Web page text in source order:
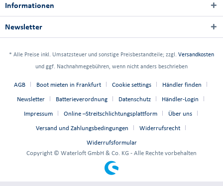
Informationen
Newsletter
* Alle Preise inkl. Umsatzsteuer und sonstige Preisbestandteile; zzgl. Versandkosten
und ggf. Nachnahmegebühren, wenn nicht anders beschrieben
AGB Boot mieten in Frankfurt Cookie settings Händler finden
Newsletter Batterieverordnung Datenschutz Händler-Login
Impressum Online –Streitschlichtungsplattform Über uns
Versand und Zahlungsbedingungen Widerrufsrecht
Widerrufsformular
Copyright © Waterloft GmbH & Co. KG - Alle Rechte vorbehalten